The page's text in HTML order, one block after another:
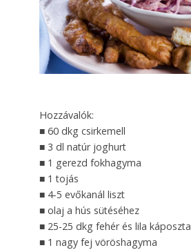
Hozzávalók:
■ 60 dkg csirkemell
■ 3 dl natúr joghurt
■ 1 gerezd fokhagyma
■ 1 tojás
■ 4-5 evőkanál liszt
■ olaj a hús sütéséhez
■ 25-25 dkg fehér és lila káposzta
■ 1 nagy fej vöröshagyma